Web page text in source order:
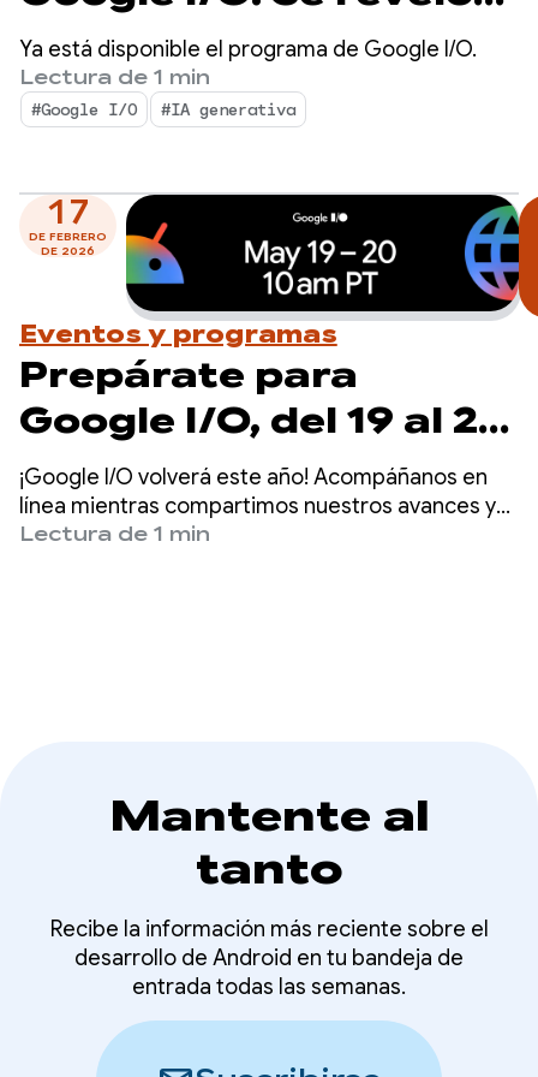
el programa de la
transmisión en vivo
Ya está disponible el programa de Google I/O.
Lectura de 1 min
#Google I/O #IA generativa
17
DE FEBRERO
DE 2026
Eventos y programas
Prepárate para
Google I/O, del 19 al 20
de mayo
¡Google I/O volverá este año! Acompáñanos en
línea mientras compartimos nuestros avances y
actualizaciones más recientes de IA en productos
Lectura de 1 min
Mantente al
tanto
Recibe la información más reciente sobre el
desarrollo de Android en tu bandeja de
entrada todas las semanas.